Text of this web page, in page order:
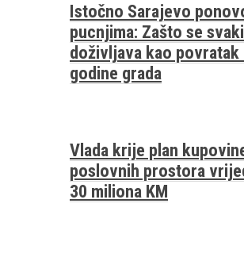
Istočno Sarajevo
pucnjima: Zašto se
doživljava kao povratak
godine grada
Vlada krije plan
poslovnih prostora
30 miliona KM